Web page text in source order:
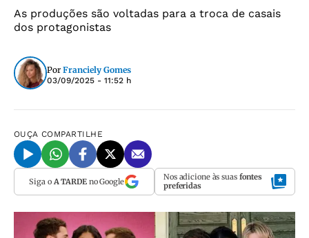
As produções são voltadas para a troca de casais
dos protagonistas
Por Franciely Gomes
03/09/2025 - 11:52 h
OUÇA COMPARTILHE
Siga o A TARDEno Google Nos adicione às suas fontes
preferidas